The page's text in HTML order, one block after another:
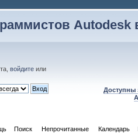
Autodesk
войдите или
Доступны
Поиск Непрочитанные Календарь